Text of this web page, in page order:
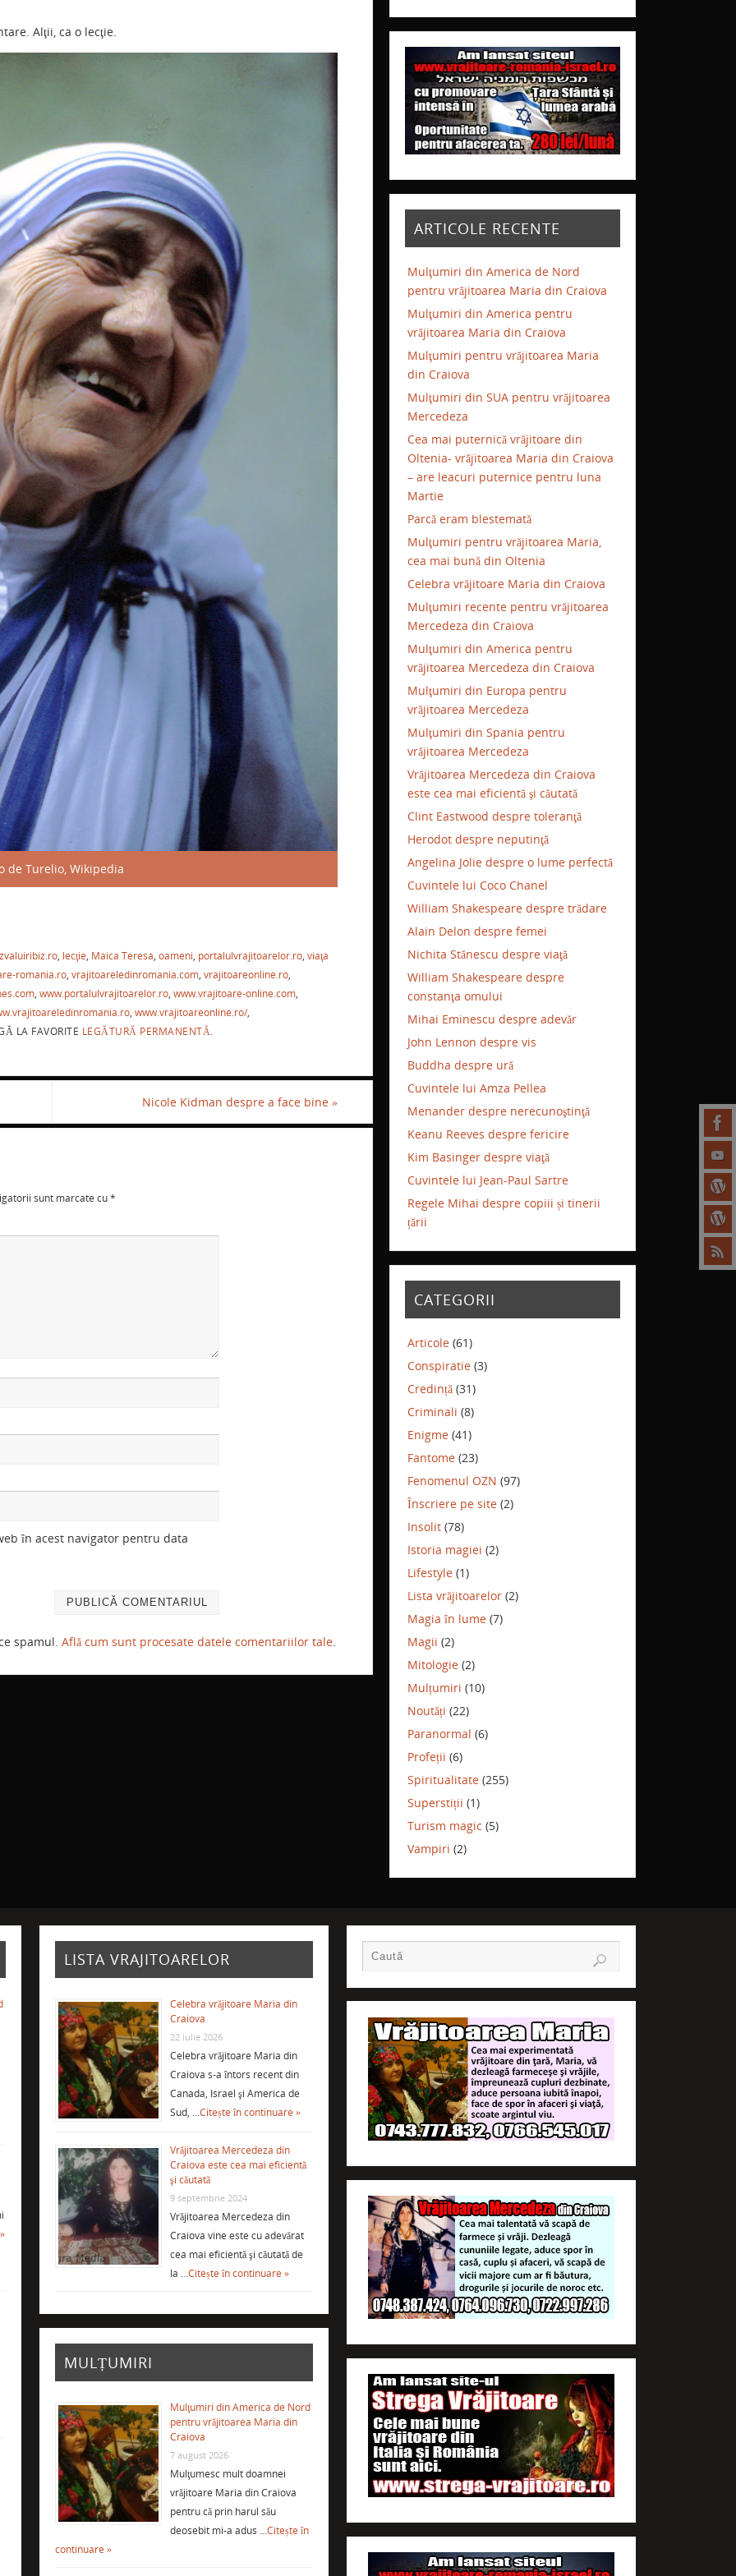
Alţii, ca o lecţie.
de Turelio, Wikipedia
ar , lecţie Maica Teresa oameni portalulvrajitoarelor.ro, viaţa
romania.ro, vrajitoareledinromania.com, vrajitoareonline.ro,
www.portalulvrajitoarelor.ro www.vrajitoare-online.com
www.vrajitoareonline.ro/
LA FAVORITE LEGĂTURĂ PERMANENTĂ
Nicole Kidman despre a face bine »
sunt marcate cu*
în acest navigator pentru data
spamul. Află cum sunt procesate datele comentariilor tale.
ARTICOLE RECENTE
Mulţumiri din America de Nord
pentru vrăjitoarea Maria din Craiova
Mulţumiri din America pentru
vrăjitoarea Maria din Craiova
Mulţumiri pentru vrăjitoarea Maria
din Craiova
Mulţumiri din SUA pentru vrăjitoarea
Mercedeza
Cea mai puternică vrăjitoare din
Oltenia- vrăjitoarea Maria din Craiova
– are leacuri puternice pentru luna
Martie
Parcă eram blestemată
Mulţumiri pentru vrăjitoarea Maria,
cea mai bună din Oltenia
Celebra vrăjitoare Maria din Craiova
Mulţumiri recente pentru vrăjitoarea
Mercedeza din Craiova
Mulţumiri din America pentru
vrăjitoarea Mercedeza din Craiova
Mulţumiri din Europa pentru
vrăjitoarea Mercedeza
Mulţumiri din Spania pentru
vrăjitoarea Mercedeza
Vrăjitoarea Mercedeza din Craiova
este cea mai eficientă şi căutată
Clint Eastwood despre toleranţă
Herodot despre neputinţă
Angelina Jolie despre o lume perfectă
Cuvintele lui Coco Chanel
William Shakespeare despre trădare
Alain Delon despre femei
Nichita Stănescu despre viaţă
William Shakespeare despre
constanţa omului
Mihai Eminescu despre adevăr
John Lennon despre vis
Buddha despre ură
Cuvintele lui Amza Pellea
Menander despre nerecunoştinţă
Keanu Reeves despre fericire
Kim Basinger despre viaţă
Cuvintele lui Jean-Paul Sartre
Regele Mihai despre copiii și tinerii
țării
CATEGORII
Articole (61)
Conspiratie (3)
Credință (31)
Criminali (8)
Enigme (41)
Fantome (23)
Fenomenul OZN (97)
Înscriere pe site (2)
Insolit (78)
Istoria magiei (2)
Lifestyle (1)
Lista vrăjitoarelor (2)
Magia în lume (7)
Magii (2)
Mitologie (2)
Mulțumiri (10)
Noutăți (22)
Paranormal (6)
Profeții (6)
Spiritualitate (255)
Superstiții (1)
Turism magic (5)
Vampiri (2)
LISTA VRAJITOARELOR
Celebra vrăjitoare Maria din
Craiova
22 iulie 2026
Celebra vrăjitoare Maria din
Craiova s-a întors recent din
Canada, Israel şi America de
Sud, …Citește în continuare »
Vrăjitoarea Mercedeza din
Craiova este cea mai eficientă
şi căutată
9 septembrie 2024
Vrăjitoarea Mercedeza din
Craiova vine este cu adevărat
cea mai eficientă şi căutată de
la …Citește în continuare »
MULȚUMIRI
Mulţumiri din America de Nord
pentru vrăjitoarea Maria din
Craiova
7 august 2026
Mulţumesc mult doamnei
vrăjitoare Maria din Craiova
pentru că prin harul său
deosebit mi-a adus …Citește în
continuare »